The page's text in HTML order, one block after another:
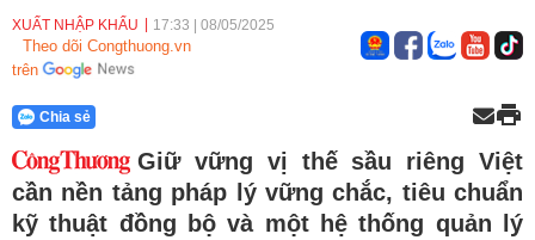
Thương mại điện tử
XUẤT NHẬP KHẨU 17:33 08/05/2025
Theo dõi Congthuong.vn
trên
Chia sẻ
Giữ vững vị thế sầu riêng Việt
cần nền tảng pháp lý vững chắc, tiêu chuẩn
kỹ thuật đồng bộ và một hệ thống quản lý